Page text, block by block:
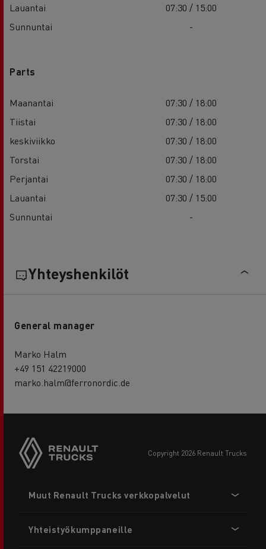
Lauantai
07:30 / 15:00
Sunnuntai
-
Parts
Maanantai
07:30 / 18:00
Tiistai
07:30 / 18:00
keskiviikko
07:30 / 18:00
Torstai
07:30 / 18:00
Perjantai
07:30 / 18:00
Lauantai
07:30 / 15:00
Sunnuntai
-
Yhteyshenkilöt
General manager
Marko Halm
+49 151 42219000
marko.halm@ferronordic.de
copyright 2026 Renault Trucks
menu
Muut Renault Trucks verkkopalvelut
Yhteistyökumppaneille